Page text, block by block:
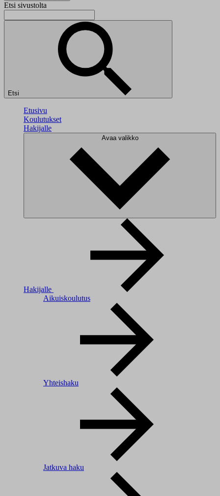
Etsi sivustolta
Etsi
Etusivu
Koulutukset
Hakijalle
Avaa valikko
Hakijalle
Aikuiskoulutus
Yhteishaku
Jatkuva haku